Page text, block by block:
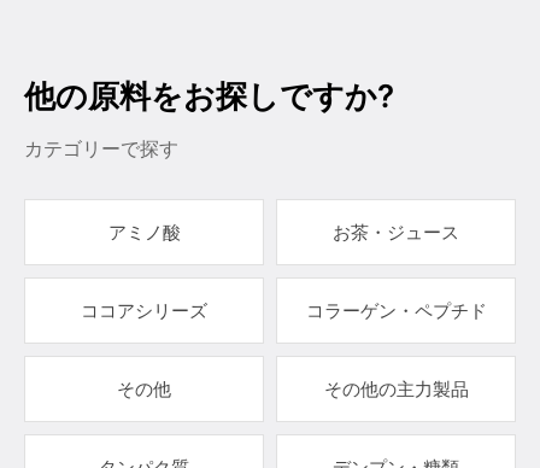
他の原料をお探しですか?
カテゴリーで探す
アミノ酸 お茶・ジュース
ココアシリーズ コラーゲン・ペプチド
その他 その他の主力製品